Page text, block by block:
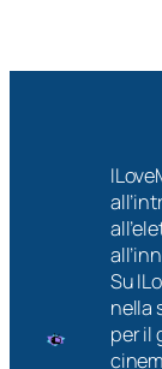
Su
nella
per il